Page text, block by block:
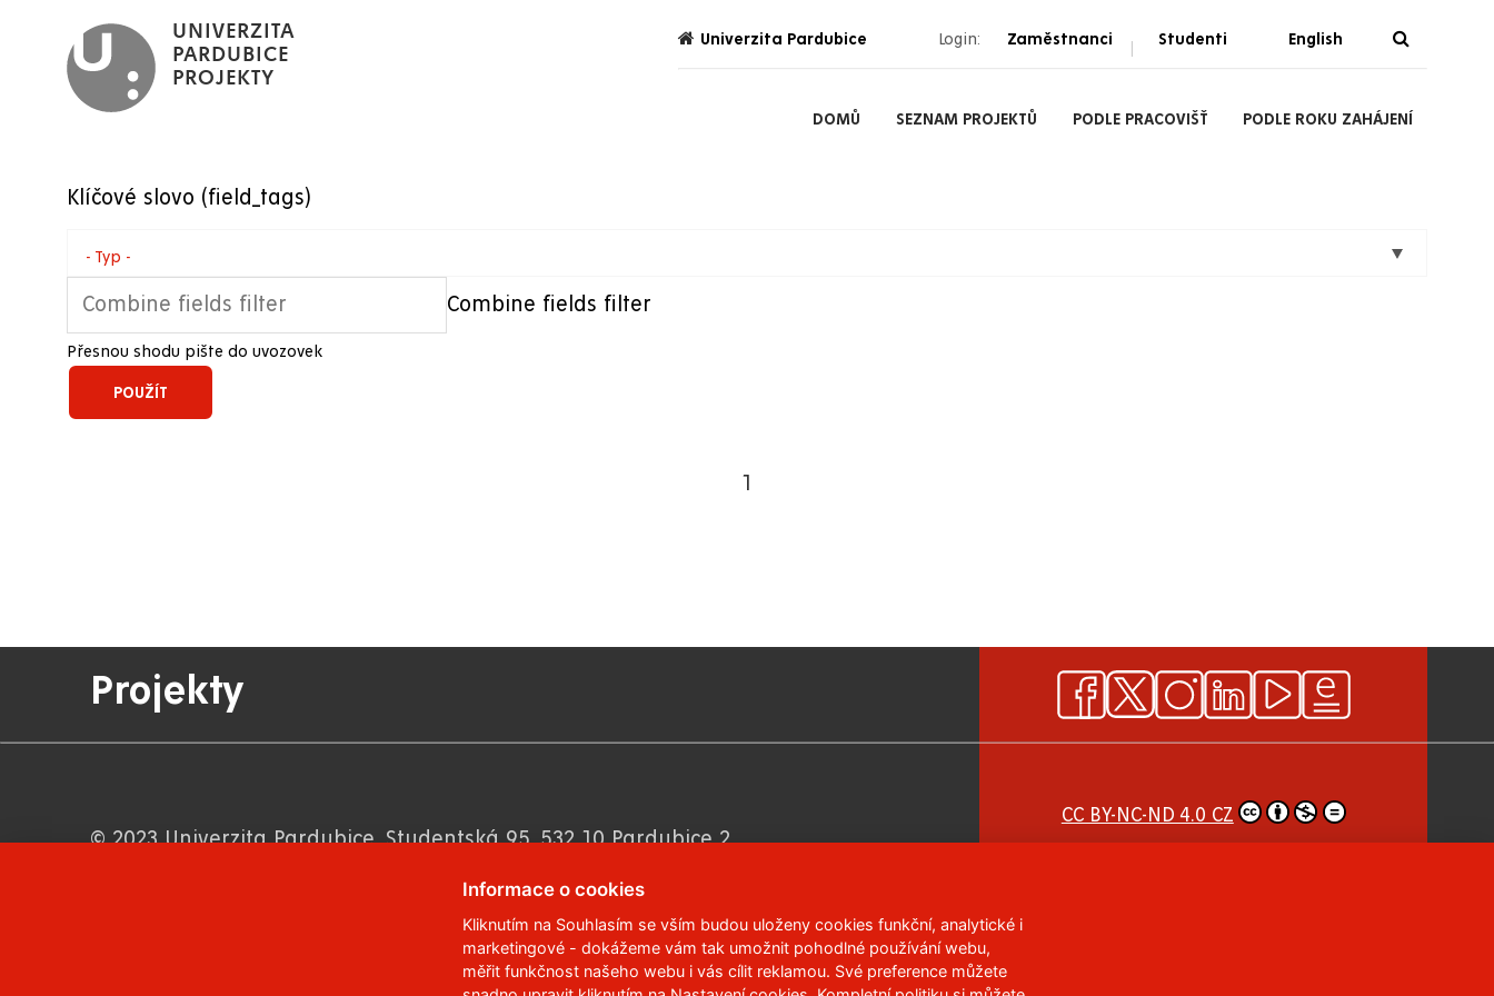
hlavnímu
UNIVERZITA
PARDUBICE
PROJEKTY
Univerzita Pardubice Login: Zaměstnanci | Studenti English
DOMŮ SEZNAM PROJEKTŮ PODLE PRACOVIŠŤ PODLE ROKU ZAHÁJENÍ
Klíčové slovo (field_tags)
- Typ -
Combine fields filter
Přesnou shodu pište do uvozovek
1
Projekty
© 2023 Univerzita Pardubice,Studentská 95,532 10 Pardubice 2
CC BY-NC-ND 4.0 CZ
Informace o cookies
Kliknutím na Souhlasím se vším budou uloženy cookies funkční, analytické i
marketingové - dokážeme vám tak umožnit pohodlné používání webu,
měřit funkčnost našeho webu i vás cílit reklamou. Své preference můžete